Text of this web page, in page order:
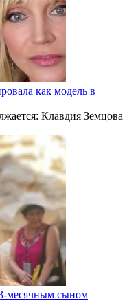
как модель в
Клавдия Земцова
месячным сыном